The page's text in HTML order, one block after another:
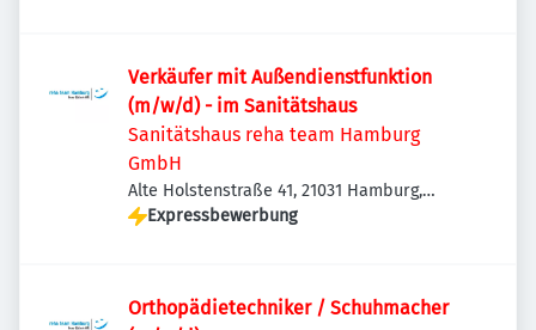
Verkäufer mit Außendienstfunktion
(m/w/d) - im Sanitätshaus
Sanitätshaus reha team Hamburg
GmbH
Alte Holstenstraße 41, 21031 Hamburg,
Deutschland
Expressbewerbung
Orthopädietechniker / Schuhmacher